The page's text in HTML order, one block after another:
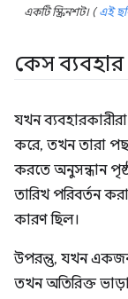
একটি স্ক্রিনশট। (এই
কেস
যখন
করে, তখন তারা
করতে অনুসন্ধান
তারিখ পরিবর্তন
কারণ ছিল।
উপরন্তু, যখন একজন
তখন অতিরিক্ত